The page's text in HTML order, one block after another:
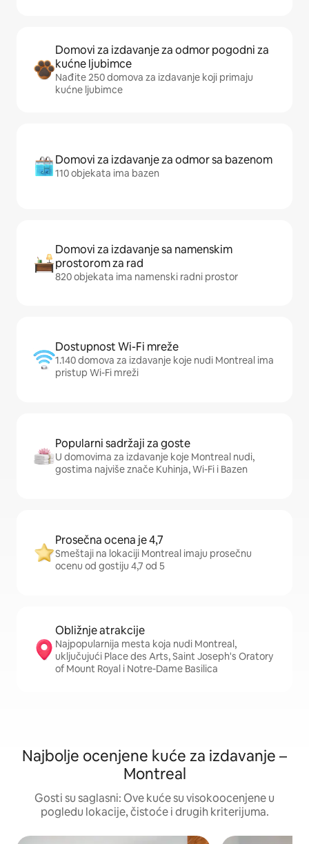
Domovi za izdavanje za odmor pogodni za
kućne ljubimce
Nađite 250 domova za izdavanje koji primaju
kućne ljubimce
Domovi za izdavanje za odmor sa bazenom
110 objekata ima bazen
Domovi za izdavanje sa namenskim
prostorom za rad
820 objekata ima namenski radni prostor
Dostupnost Wi-Fi mreže
1.140 domova za izdavanje koje nudi Montreal ima
pristup Wi-Fi mreži
Popularni sadržaji za goste
U domovima za izdavanje koje Montreal nudi,
gostima najviše znače Kuhinja, Wi-Fi i Bazen
Prosečna ocena je 4,7
Smeštaji na lokaciji Montreal imaju prosečnu
ocenu od gostiju 4,7 od 5
Obližnje atrakcije
Najpopularnija mesta koja nudi Montreal,
uključujući Place des Arts, Saint Joseph's Oratory
of Mount Royal i Notre-Dame Basilica
Najbolje ocenjene kuće za izdavanje –
Montreal
Gosti su saglasni: Ove kuće su visokoocenjene u
pogledu lokacije, čistoće i drugih kriterijuma.